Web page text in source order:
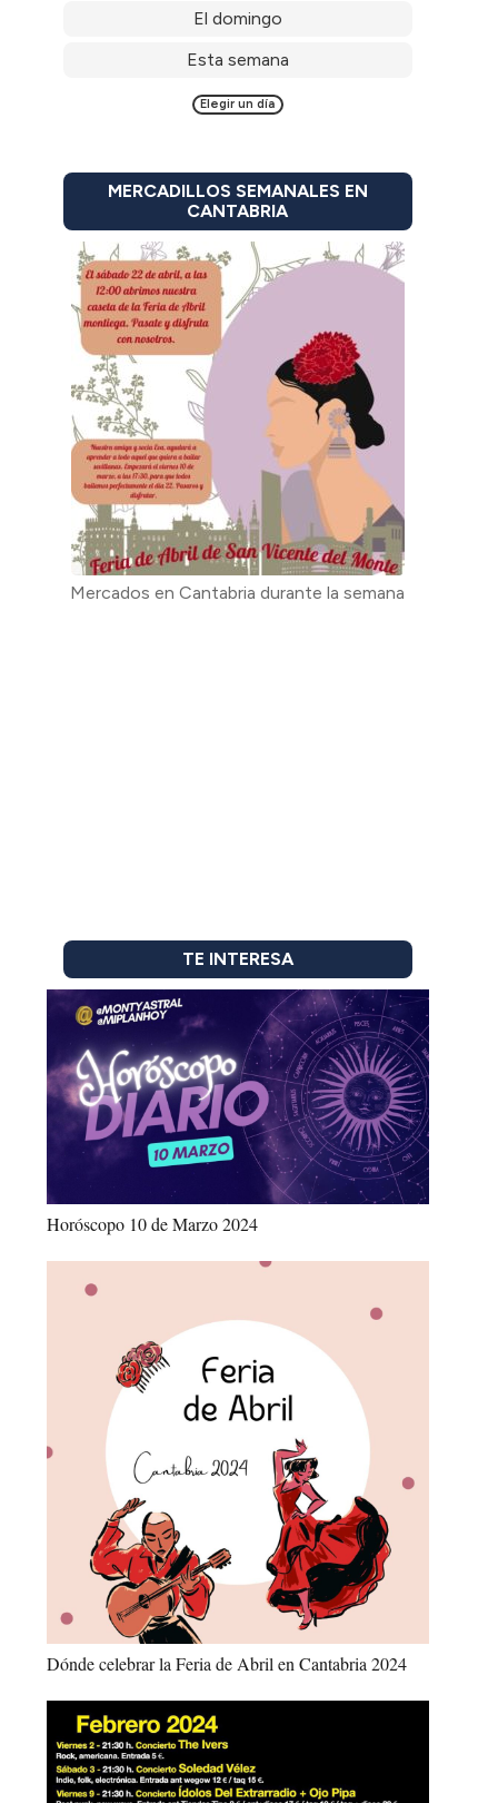
El domingo
Esta semana
Elegir un día
MERCADILLOS SEMANALES EN
CANTABRIA
Mercados en Cantabria durante la semana
TE INTERESA
Horóscopo 10 de Marzo 2024
Dónde celebrar la Feria de Abril en Cantabria 2024